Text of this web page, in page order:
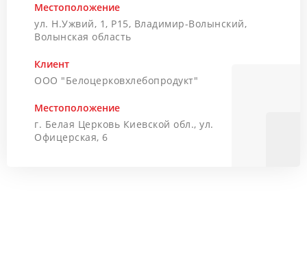
Местоположение
ул. Н.Ужвий, 1, Р15, Владимир-Волынский,
Волынская область
Клиент
ООО "Белоцерковхлебопродукт"
Местоположение
г. Белая Церковь Киевской обл., ул.
Офицерская, 6